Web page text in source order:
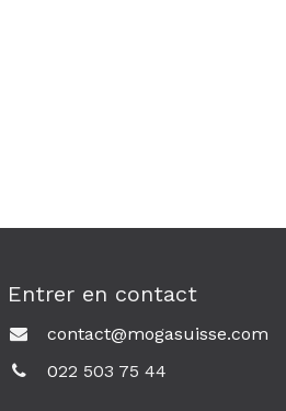
Entrer en contact
contact@mogasuisse.com​
022 503 75 44